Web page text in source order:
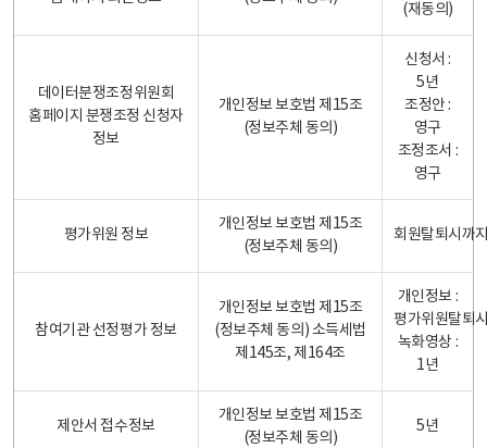
(재동의)
데이터분쟁조정위원회
홈페이지 분쟁조정 신청자
정보
개인정보 보호법 제15조
(정보주체 동의)
신청서 :
5년
조정안 :
영구
조정조서 :
영구
평가위원 정보
개인정보 보호법 제15조
(정보주체 동의)
회원탈퇴시까
참여기관 선정평가 정보
개인정보 보호법 제15조
(정보주체 동의) 소득세법
제145조, 제164조
개인정보 :
평가위원탈퇴
녹화영상 :
1년
제안서 접수정보
개인정보 보호법 제15조
(정보주체 동의)
5년